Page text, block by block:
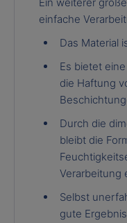
einfache
Das Material
Es bietet
die Haftung
Durch die
bleibt die
Verarbeitung
Selbst
gute